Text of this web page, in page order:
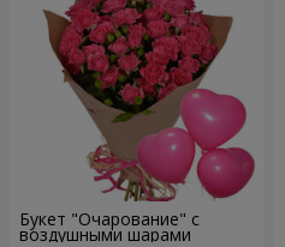
Букет "Очарование" с
воздушными шарами